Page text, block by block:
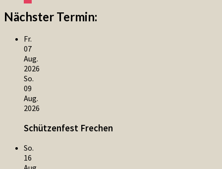
Nächster Termin:
Fr.
07
Aug.
2026
So.
09
Aug.
2026
Schützenfest Frechen
So.
16